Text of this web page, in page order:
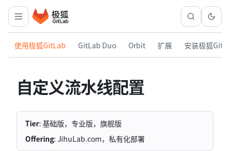
使用极狐GitLab GitLab Duo Orbit 扩展 安装极狐
自定义流水线配置
Tier: 基础版，专业版，旗舰版
Offering: JihuLab.com，私有化部署